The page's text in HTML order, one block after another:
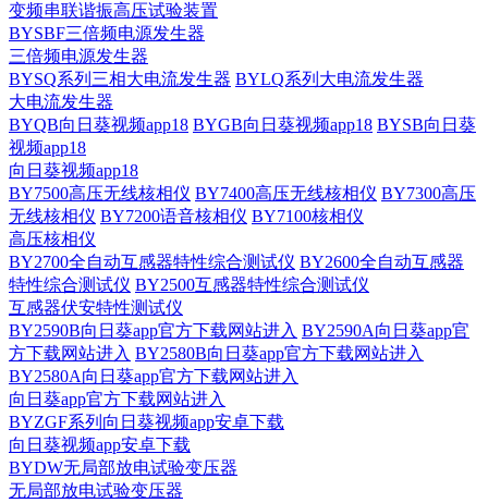
变频串联谐振高压试验装置
BYSBF三倍频电源发生器
三倍频电源发生器
BYSQ系列三相大电流发生器 BYLQ系列大电流发生器
大电流发生器
BYQB向日葵视频app18 BYGB向日葵视频app18 BYSB向日葵
视频app18
向日葵视频app18
BY7500高压无线核相仪 BY7400高压无线核相仪 BY7300高压
无线核相仪 BY7200语音核相仪 BY7100核相仪
高压核相仪
BY2700全自动互感器特性综合测试仪 BY2600全自动互感器
特性综合测试仪 BY2500互感器特性综合测试仪
互感器伏安特性测试仪
BY2590B向日葵app官方下载网站进入 BY2590A向日葵app官
方下载网站进入 BY2580B向日葵app官方下载网站进入
BY2580A向日葵app官方下载网站进入
向日葵app官方下载网站进入
BYZGF系列向日葵视频app安卓下载
向日葵视频app安卓下载
BYDW无局部放电试验变压器
无局部放电试验变压器